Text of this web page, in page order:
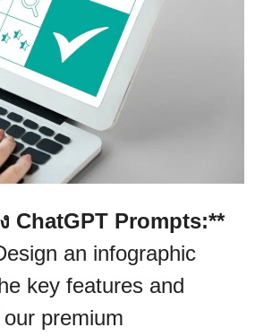
ChatGPT Prompts:**
an infographic
key features and
premium